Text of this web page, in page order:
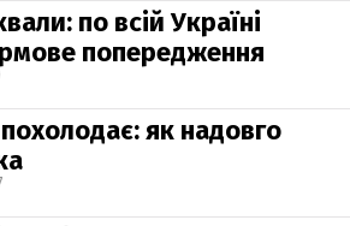
по всій Україні
попередження
як надовго